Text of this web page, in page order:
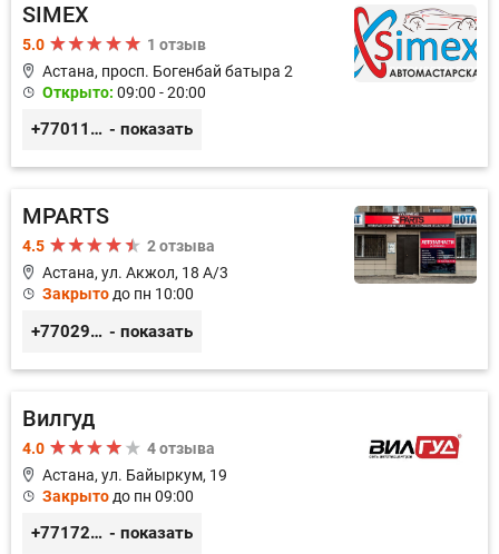
SIMEX
5.0
1 отзыв
Астана, просп. Богенбай батыра 2
Открыто: 09:00 - 20:00
+77011248780 - показать
MPARTS
4.5
2 отзыва
Астана, ул. Акжол, 18 А/3
Закрыто до пн 10:00
+77029352979 - показать
Вилгуд
4.0
4 отзыва
Астана, ул. Байыркум, 19
Закрыто до пн 09:00
+77172978380 - показать